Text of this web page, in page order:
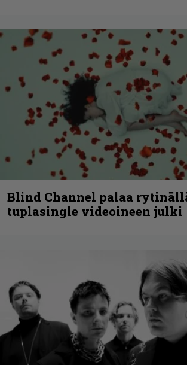
Blind Channel palaa
tuplasingle videoineen julki